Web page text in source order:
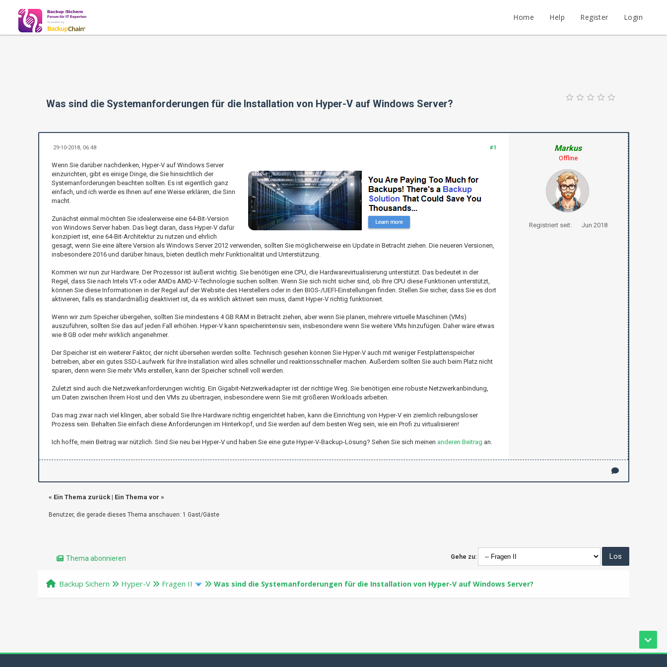
Home Help Register Login
Was sind die Systemanforderungen für die Installation von Hyper-V auf Windows Server?
#1
29-10-2018, 06:48
Wenn Sie darüber nachdenken, Hyper-V auf Windows Server
einzurichten, gibt es einige Dinge, die Sie hinsichtlich der
Systemanforderungen beachten sollten. Es ist eigentlich ganz
einfach, und ich werde es Ihnen auf eine Weise erklären, die Sinn
macht.
Zunächst einmal möchten Sie idealerweise eine 64-Bit-Version
von Windows Server haben. Das liegt daran, dass Hyper-V dafür
konzipiert ist, eine 64-Bit-Architektur zu nutzen und ehrlich
gesagt, wenn Sie eine ältere Version als Windows Server 2012 verwenden, sollten Sie möglicherweise ein Update in Betracht ziehen. Die neueren Versionen,
insbesondere 2016 und darüber hinaus, bieten deutlich mehr Funktionalität und Unterstützung.
Kommen wir nun zur Hardware. Der Prozessor ist äußerst wichtig. Sie benötigen eine CPU, die Hardwarevirtualisierung unterstützt. Das bedeutet in der
Regel, dass Sie nach Intels VT-x oder AMDs AMD-V-Technologie suchen sollten. Wenn Sie sich nicht sicher sind, ob Ihre CPU diese Funktionen unterstützt,
können Sie diese Informationen in der Regel auf der Website des Herstellers oder in den BIOS-/UEFI-Einstellungen finden. Stellen Sie sicher, dass Sie es dort
aktivieren, falls es standardmäßig deaktiviert ist, da es wirklich aktiviert sein muss, damit Hyper-V richtig funktioniert.
Wenn wir zum Speicher übergehen, sollten Sie mindestens 4 GB RAM in Betracht ziehen, aber wenn Sie planen, mehrere virtuelle Maschinen (VMs)
auszuführen, sollten Sie das auf jeden Fall erhöhen. Hyper-V kann speicherintensiv sein, insbesondere wenn Sie weitere VMs hinzufügen. Daher wäre etwas
wie 8 GB oder mehr wirklich angenehmer.
Der Speicher ist ein weiterer Faktor, der nicht übersehen werden sollte. Technisch gesehen können Sie Hyper-V auch mit weniger Festplattenspeicher
betreiben, aber ein gutes SSD-Laufwerk für Ihre Installation wird alles schneller und reaktionsschneller machen. Außerdem sollten Sie auch beim Platz nicht
sparen, denn wenn Sie mehr VMs erstellen, kann der Speicher schnell voll werden.
Zuletzt sind auch die Netzwerkanforderungen wichtig. Ein Gigabit-Netzwerkadapter ist der richtige Weg. Sie benötigen eine robuste Netzwerkanbindung,
um Daten zwischen Ihrem Host und den VMs zu übertragen, insbesondere wenn Sie mit größeren Workloads arbeiten.
Das mag zwar nach viel klingen, aber sobald Sie Ihre Hardware richtig eingerichtet haben, kann die Einrichtung von Hyper-V ein ziemlich reibungsloser
Prozess sein. Behalten Sie einfach diese Anforderungen im Hinterkopf, und Sie werden auf dem besten Weg sein, wie ein Profi zu virtualisieren!
Ich hoffe, mein Beitrag war nützlich. Sind Sie neu bei Hyper-V und haben Sie eine gute Hyper-V-Backup-Lösung? Sehen Sie sich meinen anderen Beitrag an.
Markus
Offline
Registriert seit: Jun 2018
« Ein Thema zurück| Ein Thema vor »
Benutzer, die gerade dieses Thema anschauen: 1 Gast/Gäste
Thema abonnieren Gehe zu:
Backup Sichern Hyper-V Fragen II Was sind die Systemanforderungen für die Installation von Hyper-V auf Windows Server?